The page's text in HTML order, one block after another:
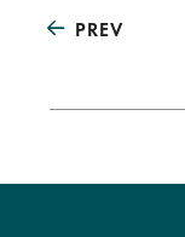
PREV